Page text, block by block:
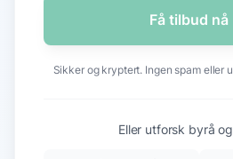
Få tilbud nå
Sikker og kryptert. Ingen spam eller
Eller utforsk byrå